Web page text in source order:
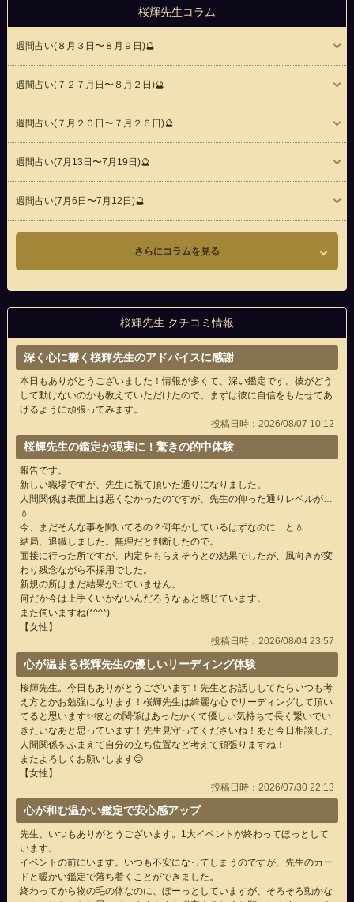
桜輝先生コラム
週間占い(８月３日〜８月９日)🔮
週間占い(７２７月日〜８月２日)🔮
週間占い(７月２０日〜７月２６日)🔮
週間占い(7月13日〜7月19日)🔮
週間占い(7月6日〜7月12日)🔮
さらにコラムを見る
桜輝先生 クチコミ情報
深く心に響く桜輝先生のアドバイスに感謝
本日もありがとうございました！情報が多くて、深い鑑定です。彼がどう
して動けないのかも教えていただけたので、まずは彼に自信をもたせてあ
げるように頑張ってみます。
投稿日時：2026/08/07 10:12
桜輝先生の鑑定が現実に！驚きの的中体験
報告です。
新しい職場ですが、先生に視て頂いた通りになりました。
人間関係は表面上は悪くなかったのですが、先生の仰った通りレベルが…
💧
今、まだそんな事を聞いてるの？何年かしているはずなのに…と💧
結局、退職しました。無理だと判断したので。
面接に行った所ですが、内定をもらえそうとの結果でしたが、風向きが変
わり残念ながら不採用でした。
新規の所はまだ結果が出ていません。
何だか今は上手くいかないんだろうなぁと感じています。
また伺いますね(*^^*)
【女性】
投稿日時：2026/08/04 23:57
心が温まる桜輝先生の優しいリーディング体験
桜輝先生。今日もありがとうございます！先生とお話ししてたらいつも考
え方とかお勉強になります！桜輝先生は綺麗な心でリーディングして頂い
てると思います✨彼との関係はあったかくて優しい気持ちで長く繋いでい
きたいなあと思っています！先生見守ってくださいね！あと今日相談した
人間関係をふまえて自分の立ち位置など考えて頑張りますね！
またよろしくお願いします😊
【女性】
投稿日時：2026/07/30 22:13
心が和む温かい鑑定で安心感アップ
先生、いつもありがとうございます。1大イベントが終わってほっとして
います。
イベントの前にいます。いつも不安になってしまうのですが、先生のカー
ドと暖かい鑑定で落ち着くことができました。
終わってから物の毛の体なのに、ぼーっとしていますが、そろそろ動かな